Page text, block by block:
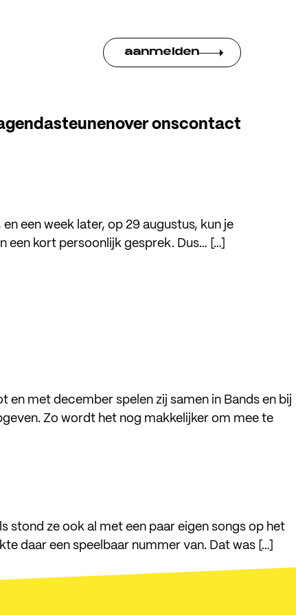
aanmelden
steunenover onscontact
een week later, op 29 augustus, kun je
een kort persoonlijk gesprek. Dus… […]
met december spelen zij samen in Bands en bij
Zo wordt het nog makkelijker om mee te
stond ze ook al met een paar eigen songs op het
daar een speelbaar nummer van. Dat was […]